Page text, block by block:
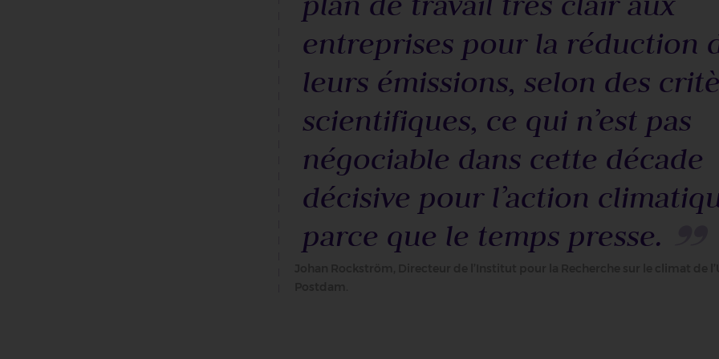
entreprises pour la réduction
leurs émissions, selon des
scientifiques, ce qui n’est pas
négociable dans cette décade
décisive pour l’action
parce que le temps presse.